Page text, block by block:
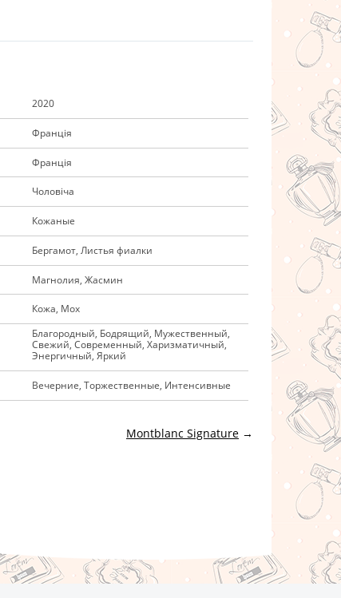
2020
Франція
Франція
Чоловіча
Кожаные
Бергамот, Листья фиалки
Магнолия, Жасмин
Кожа, Мох
Благородный, Бодрящий, Мужественный,
Свежий, Современный, Харизматичный,
Энергичный, Яркий
Вечерние, Торжественные, Интенсивные
Montblanc Signature →